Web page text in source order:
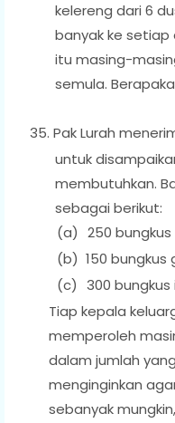
kelereng dari 6
banyak ke setiap
itu masing-
semula.
35. Pak Lurah
untuk
membutuhkan.
sebagai berikut:
(a) 250
(b) 150 bungkus
(c) 300 bungkus
Tiap kepala
memperoleh
dalam jumlah
menginginkan
sebanyak